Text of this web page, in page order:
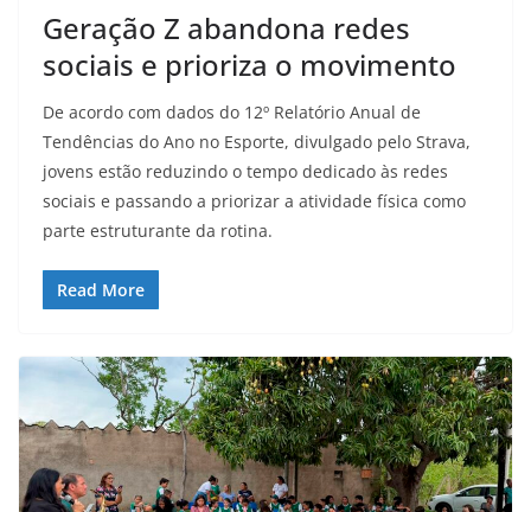
Geração Z abandona redes
sociais e prioriza o movimento
De acordo com dados do 12º Relatório Anual de
Tendências do Ano no Esporte, divulgado pelo Strava,
jovens estão reduzindo o tempo dedicado às redes
sociais e passando a priorizar a atividade física como
parte estruturante da rotina.
Read More